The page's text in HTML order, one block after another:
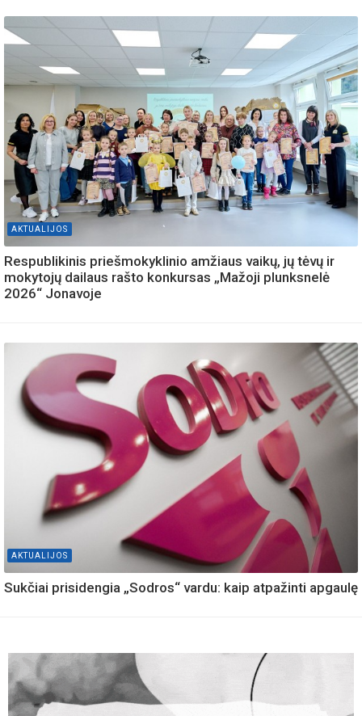
AKTUALIJOS
Respublikinis priešmokyklinio amžiaus vaikų, jų tėvų ir
mokytojų dailaus rašto konkursas „Mažoji plunksnelė
2026“ Jonavoje
AKTUALIJOS
Sukčiai prisidengia „Sodros“ vardu: kaip atpažinti apgaulę
Jonavos bėgimo taurės II etapas Ragožiuose – iššūkiai
trasoje ir vaivorykštė finiše
AKTUALIJOS